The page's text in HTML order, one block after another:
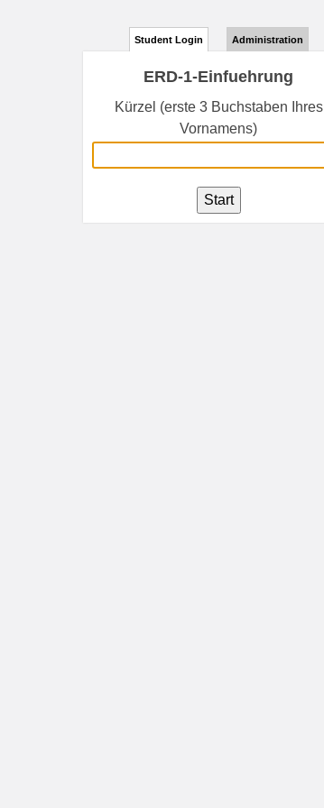
Student Login Administration
ERD-1-Einfuehrung
Kürzel (erste 3 Buchstaben Ihres
Vornamens)